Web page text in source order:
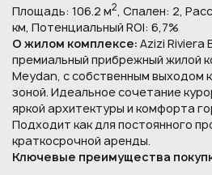
Площадь: 106.2 м2, Спален: 2,
км, Потенциальный ROI: 6,7%
О жилом комплексе: Azizi
премиальный прибрежный жилой
Meydan, с собственным выходом
зоной. Идеальное сочетание
яркой архитектуры и комфорта
Подходит как для постоянного
краткосрочной аренды.
Ключевые преимущества